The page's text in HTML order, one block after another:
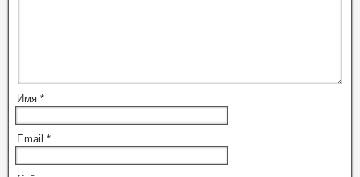
Имя *
Email *